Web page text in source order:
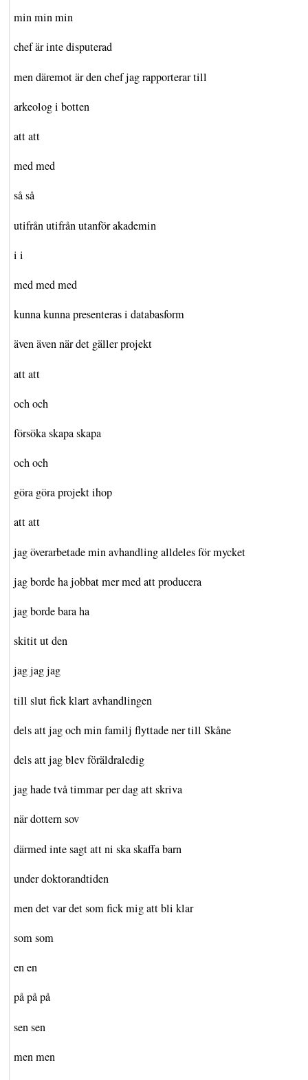
min min min
chef är inte disputerad
men däremot är den chef jag rapporterar till
arkeolog i botten
att att
med med
så så
utifrån utifrån utanför akademin
i i
med med med
kunna kunna presenteras i databasform
även även när det gäller projekt
att att
och och
försöka skapa skapa
och och
göra göra projekt ihop
att att
jag överarbetade min avhandling alldeles för mycket
jag borde ha jobbat mer med att producera
jag borde bara ha
skitit ut den
jag jag jag
till slut fick klart avhandlingen
dels att jag och min familj flyttade ner till Skåne
dels att jag blev föräldraledig
jag hade två timmar per dag att skriva
när dottern sov
därmed inte sagt att ni ska skaffa barn
under doktorandtiden
men det var det som fick mig att bli klar
som som
en en
på på på
sen sen
men men